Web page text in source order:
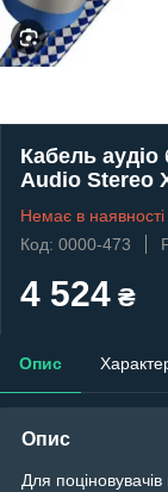
Кабель
Audio Stereo
Немає в наявності
Код: 0000-473
4 524 ₴
Опис
Опис
Для